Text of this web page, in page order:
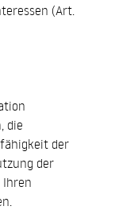
(Art.
die
der
der